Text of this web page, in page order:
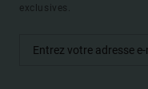
exclusives.